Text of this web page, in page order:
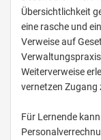
Übersichtlichkeit
eine rasche und
Verweise auf
Weiterverweise
vernetzen Zugang
Für Lernende